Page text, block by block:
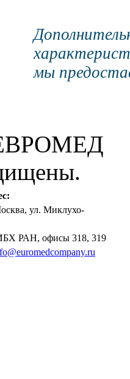
мы
ул. Миклухо-
РАН, офисы 318, 319